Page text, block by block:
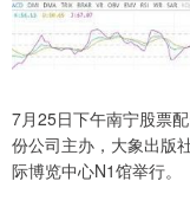
7月25日下午南宁股票
份公司主办，大象出版
际博览中心N1馆举行。